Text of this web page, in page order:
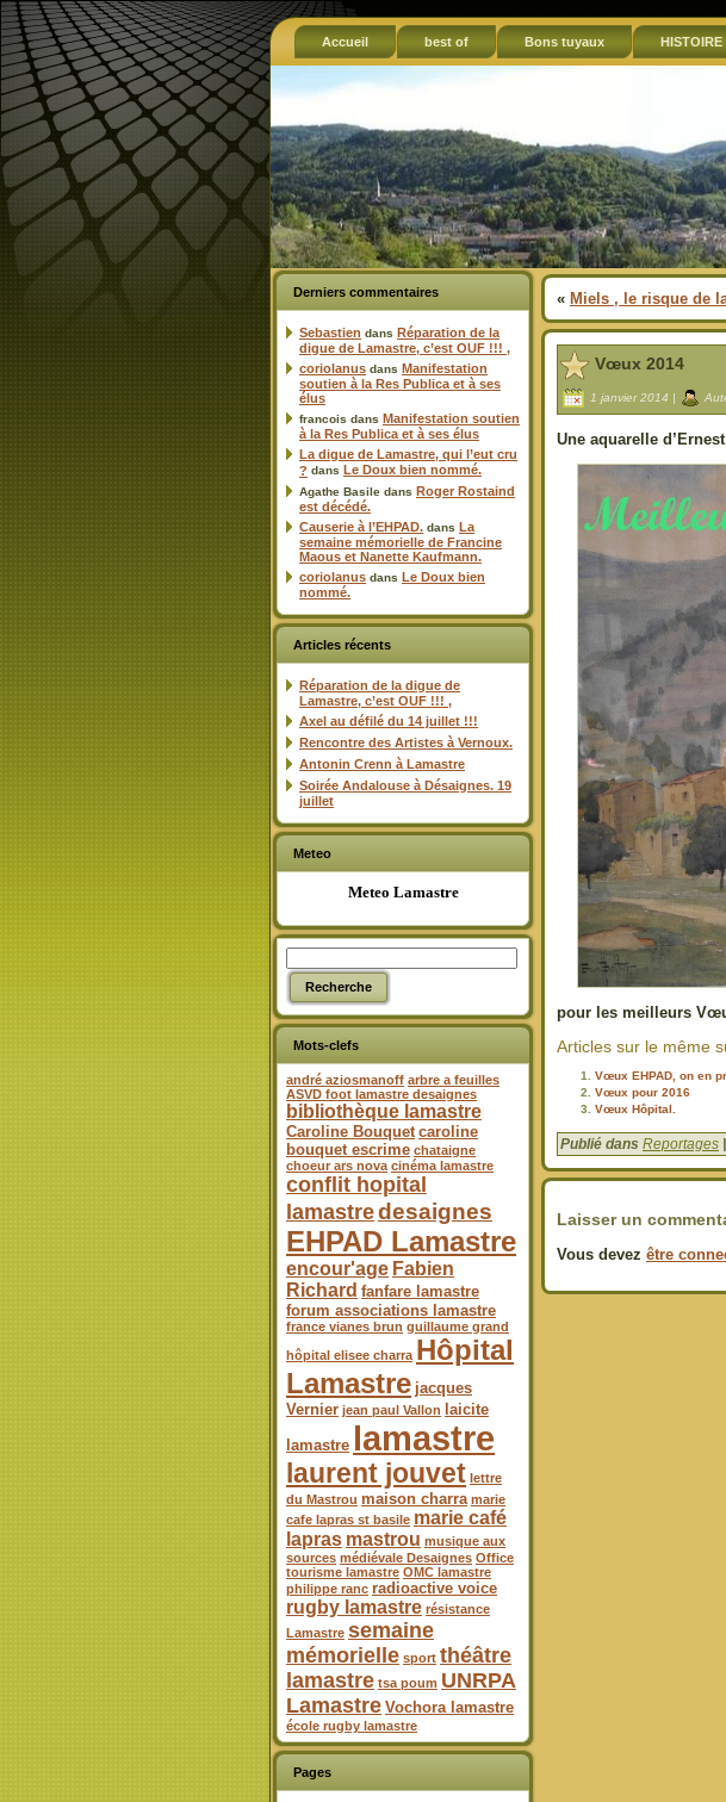
Accueil best of Bons tuyaux HISTOIRE
Derniers commentaires
Sebastien dans Réparation de la
digue de Lamastre, c’est OUF !!! ,
coriolanus dans Manifestation
soutien à la Res Publica et à ses
élus
francois dans Manifestation soutien
à la Res Publica et à ses élus
La digue de Lamastre, qui l’eut cru
? dans Le Doux bien nommé.
Agathe Basile dans Roger Rostaind
est décédé.
Causerie à l’EHPAD. dans La
semaine mémorielle de Francine
Maous et Nanette Kaufmann.
coriolanus dans Le Doux bien
nommé.
Articles récents
Réparation de la digue de
Lamastre, c’est OUF !!! ,
Axel au défilé du 14 juillet !!!
Rencontre des Artistes à Vernoux.
Antonin Crenn à Lamastre
Soirée Andalouse à Désaignes. 19
juillet
Meteo
Meteo Lamastre
Mots-clefs
andré aziosmanoff arbre a feuilles
ASVD foot lamastre desaignes
bibliothèque lamastre
Caroline Bouquet caroline
bouquet escrime chataigne
choeur ars nova cinéma lamastre
conflit hopital
lamastredesaignes
EHPAD Lamastre
encour'age Fabien
Richard fanfare lamastre
forum associations lamastre
france vianes brun guillaume grand
hôpital elisee charra Hôpital
Lamastre jacques
Vernier jean paul Vallon
laicite
lamastre lamastre
laurent jouvet lettre
du Mastrou maison charra marie
cafe lapras st basile marie café
lapras mastrou musique aux
sources médiévale Desaignes Office
tourisme lamastre OMC lamastre
philippe ranc radioactive voice
rugby lamastre résistance
Lamastre semaine
mémorielle sport théâtre
lamastre tsa poum UNRPA
Lamastre Vochora lamastre
école rugby lamastre
Pages
« Miels , le risque de
Vœux 2014
1 janvier 2014 |
Une aquarelle
pour les meilleurs
Articles sur le même
Vœux EHPAD, on en
Vœux pour 2016
Vœux Hôpital.
Publié dans Reportages
Laisser un
Vous devez être